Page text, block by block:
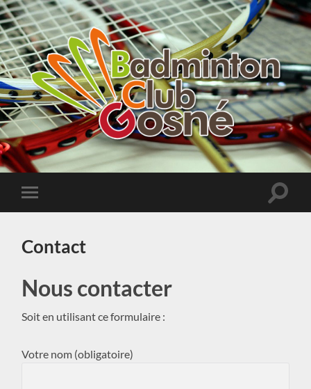
Badminton
de
Toggle
mobile
Toggle
Contact
Nous contacter
Soit en utilisant ce formulaire :
Votre nom (obligatoire)